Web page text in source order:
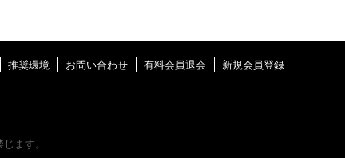
推奨環境 お問い合わせ 有料会員退会 新規会員登録
ます。